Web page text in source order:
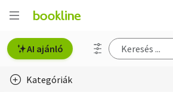
AI ajánló
Kategóriák